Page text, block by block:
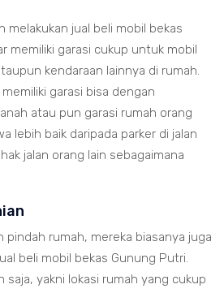
melakukan jual beli mobil bekas
memiliki garasi cukup untuk mobil
kendaraan lainnya di rumah.
garasi bisa dengan
atau pun garasi rumah orang
lebih baik daripada parker di jalan
jalan orang lain sebagaimana
pindah rumah, mereka biasanya juga
beli mobil bekas Gunung Putri.
saja, yakni lokasi rumah yang cukup